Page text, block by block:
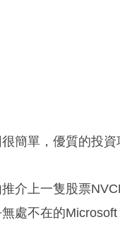
簡單，優質的投
介上一隻股票
處不在的Microsoft